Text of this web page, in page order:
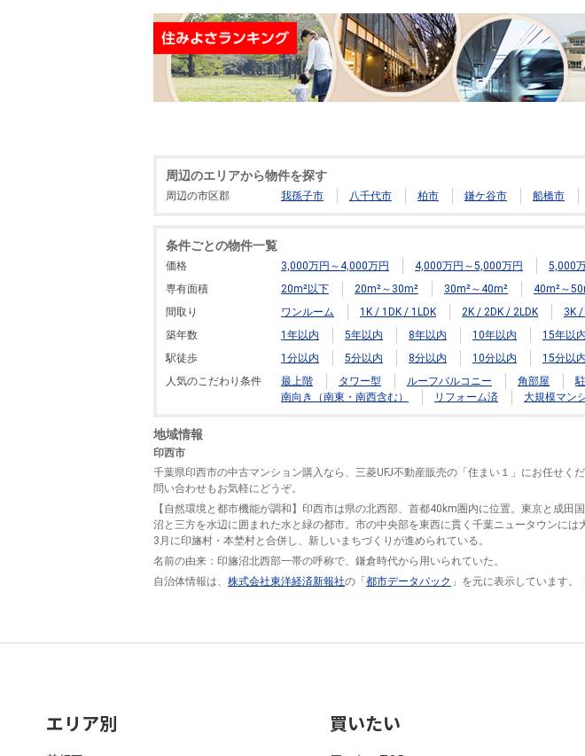
周辺のエリアから物件を探す
周辺の市区郡 我孫子市 八千代市 柏市 鎌ケ谷市 船橋市
条件ごとの物件一覧
価格 3,000万円～4,000万円 4,000万円～5,000万円 5,000
専有面積
20m²以下 20m²～30m² 30m²～40m² 40m²～
間取り
ワンルーム 1K / 1DK / 1LDK 2K / 2DK / 2LDK 3K /
築年数
1年以内 5年以内 8年以内 10年以内 15年以内
駅徒歩
1分以内 5分以内 8分以内 10分以内 15分以内
人気のこだわり条件
最上階 タワー型 ルーフバルコニー 角部屋
南向き（南東・南西含む）
リフォーム済 大規模マン
地域情報
印西市
千葉県印西市の中古マンション購入なら、三菱UFJ不動産販売の「住まい１」にお任せ
問い合わせもお気軽にどうぞ。
【自然環境と都市機能が調和】印西市は県の北西部、首都40km圏内に位置。東京と成
沼と三方を水辺に囲まれた水と緑の都市。市の中央部を東西に貫く千葉ニュータウンに
3月に印旛村・本埜村と合併し、新しいまちづくりが進められている。
名前の由来：印旛沼北西部一帯の呼称で、鎌倉時代から用いられていた。
自治体情報は、 株式会社東洋経済新報社の「 都市データパック 」を元に表示しています。
エリア別 買いたい